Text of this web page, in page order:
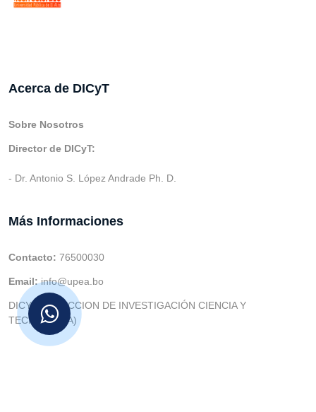
Acerca de DICyT
Sobre Nosotros
Director de DICyT:
- Dr. Antonio S. López Andrade Ph. D.
Más Informaciones
Contacto: 76500030
Email:info@upea.bo
DICYT (DIRECCION DE INVESTIGACIÓN CIENCIA Y
TECNOLOGIA)